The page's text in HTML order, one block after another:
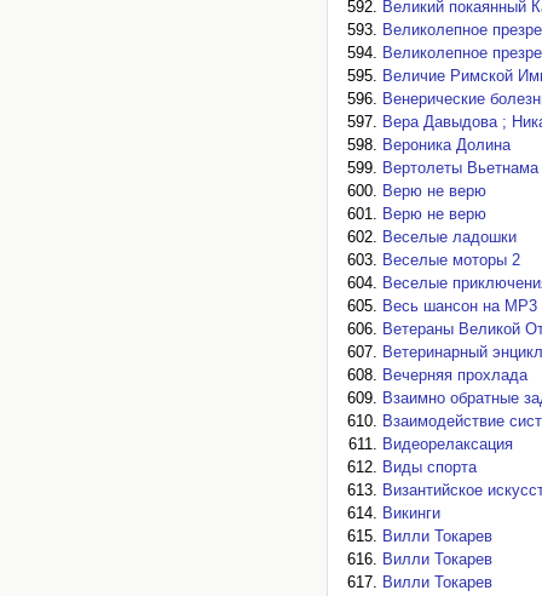
Великий покаянный
Великолепное
Великолепное
Величие Римской
Венерические
Вера Давыдова ;
Вероника Долина
Вертолеты Вьетнама
Верю не верю
Верю не верю
Веселые ладошки
Веселые моторы 2
Веселые
Весь шансон на MP3
Ветераны Великой
Ветеринарный
Вечерняя прохлада
Взаимно обратные
Взаимодействие
Видеорелаксация
Виды спорта
Византийское
Викинги
Вилли Токарев
Вилли Токарев
Вилли Токарев